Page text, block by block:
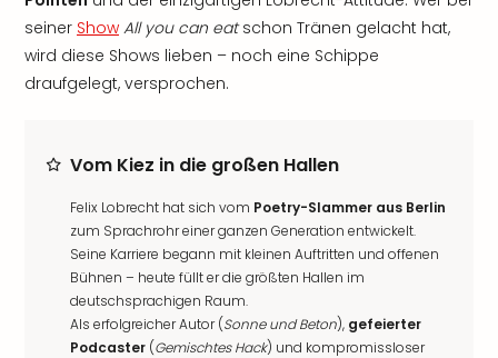
seiner Show All you can eatschon Tränen gelacht hat,
wird diese Shows lieben – noch eine Schippe
draufgelegt, versprochen.
Vom Kiez in die großen Hallen
Felix Lobrecht hat sich vom Poetry-Slammer aus Berlin
zum Sprachrohr einer ganzen Generation entwickelt.
Seine Karriere begann mit kleinen Auftritten und offenen
Bühnen – heute füllt er die größten Hallen im
deutschsprachigen Raum.
Als erfolgreicher Autor (Sonne und Beton), gefeierter
Podcaster (Gemischtes Hack) und kompromissloser